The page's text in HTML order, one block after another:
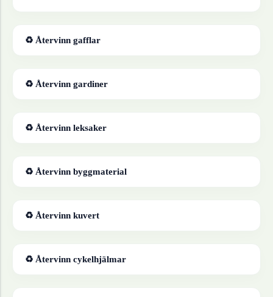
♻ Återvinn gafflar
♻ Återvinn gardiner
♻ Återvinn leksaker
♻ Återvinn byggmaterial
♻ Återvinn kuvert
♻ Återvinn cykelhjälmar